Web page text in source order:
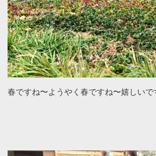
春ですね〜ようやく春ですね〜嬉しいで